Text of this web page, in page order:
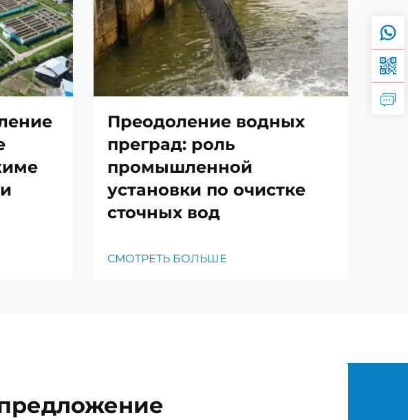
Преодоление водных
преград: роль
промышленной
установки по очистке
сточных вод
СМОТРЕТЬ БОЛЬШЕ